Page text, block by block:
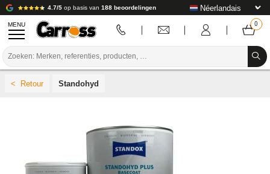
4.7/5 op basis van 188 beoordelingen
MENU
VOORBEREIDING / VERVEN / AFWERKING
VERBRUIKSARTIKELEN VOOR CARROSSERIE
Standohyd